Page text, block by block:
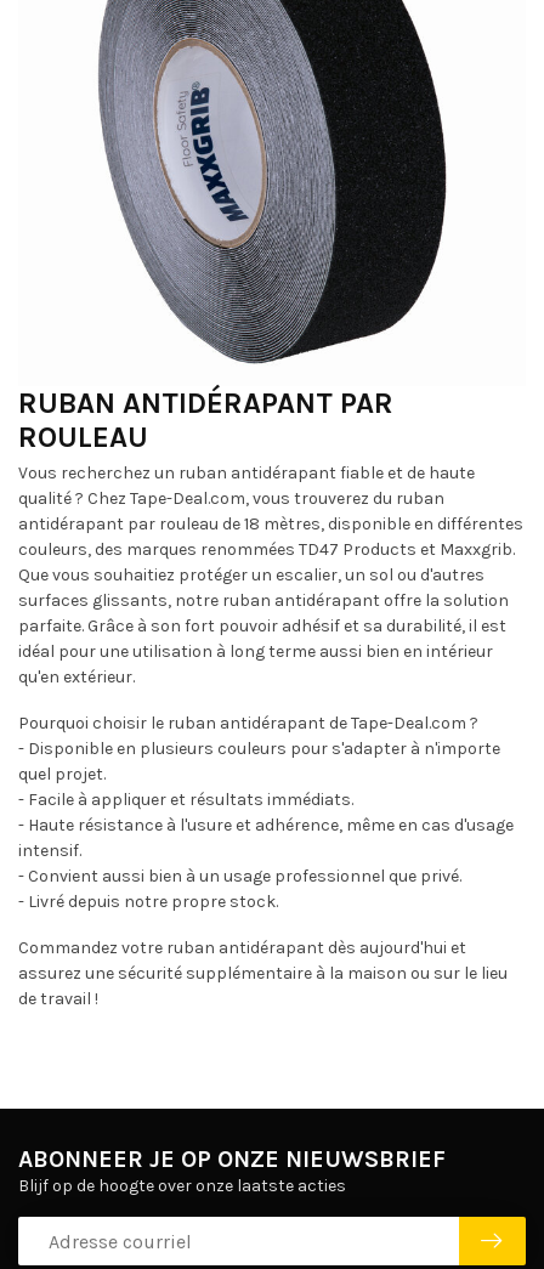
RUBAN ANTIDÉRAPANT PAR
ROULEAU
Vous recherchez un ruban antidérapant fiable et de haute
qualité ? Chez Tape-Deal.com, vous trouverez du ruban
antidérapant par rouleau de 18 mètres, disponible en différentes
couleurs, des marques renommées TD47 Products et Maxxgrib.
Que vous souhaitiez protéger un escalier, un sol ou d'autres
surfaces glissants, notre ruban antidérapant offre la solution
parfaite. Grâce à son fort pouvoir adhésif et sa durabilité, il est
idéal pour une utilisation à long terme aussi bien en intérieur
qu'en extérieur.
Pourquoi choisir le ruban antidérapant de Tape-Deal.com ?
- Disponible en plusieurs couleurs pour s'adapter à n'importe
quel projet.
- Facile à appliquer et résultats immédiats.
- Haute résistance à l'usure et adhérence, même en cas d'usage
intensif.
- Convient aussi bien à un usage professionnel que privé.
- Livré depuis notre propre stock.
Commandez votre ruban antidérapant dès aujourd'hui et
assurez une sécurité supplémentaire à la maison ou sur le lieu
de travail !
ABONNEER JE OP ONZE NIEUWSBRIEF
Blijf op de hoogte over onze laatste acties